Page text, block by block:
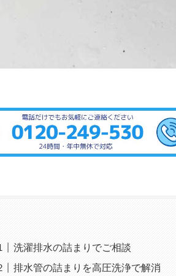
洗濯排水の詰まりでご相談
排水管の詰まりを高圧洗浄で解消